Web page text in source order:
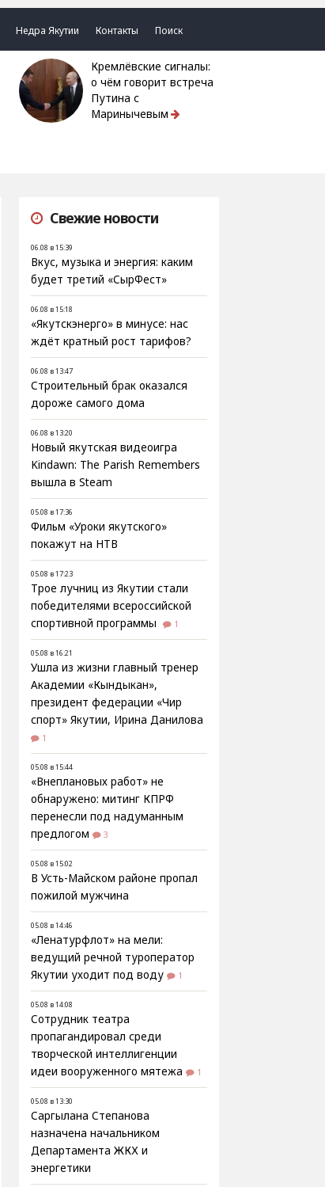
Недра Якутии Контакты Поиск
Кремлёвские сигналы:
о чём говорит встреча
Путина с
Маринычевым
Свежие новости
06.08 в 15:39
Вкус, музыка и энергия: каким
будет третий «СырФест»
06.08 в 15:18
«Якутскэнерго» в минусе: нас
ждёт кратный рост тарифов?
06.08 в 13:47
Строительный брак оказался
дороже самого дома
06.08 в 13:20
Новый якутская видеоигра
Kindawn: The Parish Remembers
вышла в Steam
05.08 в 17:36
Фильм «Уроки якутского»
покажут на НТВ
05.08 в 17:23
Трое лучниц из Якутии стали
победителями всероссийской
спортивной программы
1
05.08 в 16:21
Ушла из жизни главный тренер
Академии «Кындыкан»,
президент федерации «Чир
спорт» Якутии, Ирина Данилова
1
05.08 в 15:44
«Внеплановых работ» не
обнаружено: митинг КПРФ
перенесли под надуманным
предлогом
3
05.08 в 15:02
В Усть-Майском районе пропал
пожилой мужчина
05.08 в 14:46
«Ленатурфлот» на мели:
ведущий речной туроператор
Якутии уходит под воду
1
05.08 в 14:08
Сотрудник театра
пропагандировал среди
творческой интеллигенции
идеи вооруженного мятежа
1
05.08 в 13:30
Саргылана Степанова
назначена начальником
Департамента ЖКХ и
энергетики